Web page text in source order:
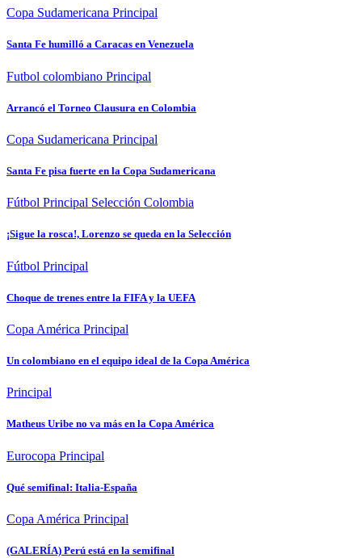
Copa Sudamericana Principal
Santa Fe humilló a Caracas en Venezuela
Futbol colombiano Principal
Arrancó el Torneo Clausura en Colombia
Copa Sudamericana Principal
Santa Fe pisa fuerte en la Copa Sudamericana
Fútbol Principal Selección Colombia
¡Sigue la rosca!, Lorenzo se queda en la Selección
Fútbol Principal
Choque de trenes entre la FIFA y la UEFA
Copa América Principal
Un colombiano en el equipo ideal de la Copa América
Principal
Matheus Uribe no va más en la Copa América
Eurocopa Principal
Qué semifinal: Italia-España
Copa América Principal
(GALERÍA) Perú está en la semifinal